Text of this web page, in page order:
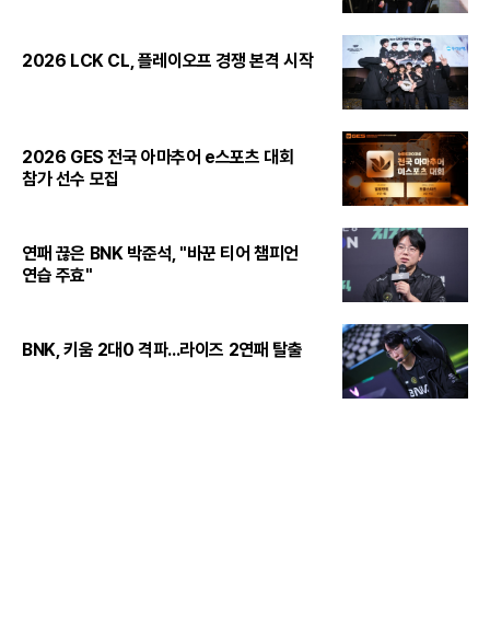
2026 LCK CL, 플레이오프 경쟁 본격 시작
2026 GES 전국 아마추어 e스포츠 대회
참가 선수 모집
연패 끊은 BNK 박준석, "바꾼 티어 챔피언
연습 주효"
BNK, 키움 2대0 격파...라이즈 2연패 탈출